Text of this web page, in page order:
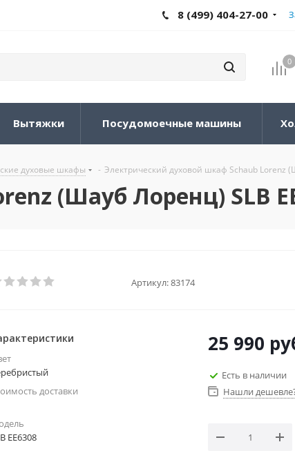
8 (499) 404-27-00
0
Вытяжки Посудомоечные машины
духовые шкафы - Электрический духовой шкаф Schaub Lorenz
(Шауб Лоренц) SLB
Артикул:83174
доставки
EE6308
25 990
Есть в наличии
Нашли